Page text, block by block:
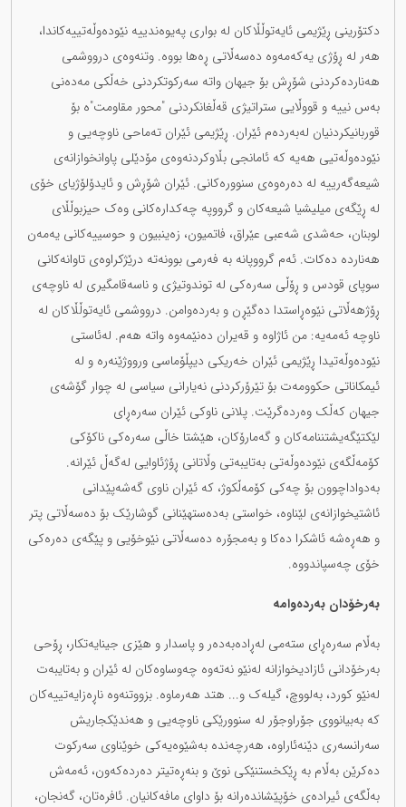
دکتۆرینی ڕێژیمی ئایەتوڵڵاکان لە بواری پەیوەندییە نێودەوڵەتییەکاندا،
هەر لە ڕۆژی یەکەمەوە دەسەڵاتی ڕەها بووە. وتنەوەی درووشمی
هەناردەکردنی شۆڕش بۆ جیهان واتە سەرکوتکردنی خەڵکی مەدەنی
بەس نییە و قووڵایی ستراتیژی قەڵغانکردنی "محور مقاومت"ە بۆ
قوربانیکردنیان لەبەردەم ئێران. ڕێژیمی ئێران تەماحی ناوچەیی و
نێودەوڵەتیی هەیە کە ئامانجی بڵاوکردنەوەی مۆدێلی پاوانخوازانەی
شیعەگەرییە لە دەرەوەی سنوورەکانی. ئێران شۆڕش و ئایدۆلۆژیای خۆی
لە ڕێگەی میلیشیا شیعەکان و گرووپە چەکدارەکانی وەک حیزبوڵڵای
لوبنان، حەشدی شەعبی عێراق، فاتمیون، زەینبیون و حوسییەکانی یەمەن
هەناردە دەکات. ئەم گرووپانە بە فەرمی بوونەتە درێژکراوەی تاوانەکانی
سوپای قودس و ڕۆڵی سەرەکی لە توندوتیژی و ناسەقامگیری لە ناوچەی
ڕۆژهەڵاتی نێوەڕاستدا دەگێڕن و بەردەوامن. درووشمی ئایەتوڵڵاکان لە
ناوچە ئەمەیە: من ئاژاوە و قەیران دەنێمەوە واتە هەم. لەئاستی
نێودەوڵەتیدا ڕێژیمی ئێران خەریکی دیپڵۆماسی ورووژێنەرە و لە
ئیمکاناتی حکوومەت بۆ تێرۆرکردنی نەیارانی سیاسی لە چوار گۆشەی
جیهان کەڵک وەردەگرێت. پلانی ناوکی ئێران سەرەڕای
لێکتێگەیشتننامەکان و گەمارۆکان، هێشتا خاڵی سەرەکی ناکۆکی
کۆمەڵگەی نێودەوڵەتی بەتایبەتی وڵاتانی ڕۆژئاوایی لەگەڵ ئێرانە.
بەدواداچوون بۆ چەکی کۆمەڵکوژ، کە ئێران ناوی گەشەپێدانی
ئاشتیخوازانەی لێناوە، خواستی بەدەستهێنانی گوشارێک بۆ دەسەڵاتی پتر
و هەڕەشە ئاشکرا دەکا و بەمجۆرە دەسەڵاتی نێوخۆیی و پێگەی دەرەکی
خۆی چەسپاندووە.
بەرخۆدان بەردەوامە
بەڵام سەرەڕای ستەمی لەڕادەبەدەر و پاسدار و هێزی جینایەتکار، ڕۆحی
بەرخۆدانی ئازادیخوازانە لەنێو نەتەوە چەوساوەکان لە ئێران و بەتایبەت
لەنێو کورد، بەلووچ، گیلەک و... هتد هەرماوە. بزووتنەوە ناڕەزایەتییەکان
کە بەبیانووی جۆراوجۆر لە سنوورێکی ناوچەیی و هەندێکجاریش
سەرانسەری دێنەئاراوە، هەرچەندە بەشێوەیەکی خوێناوی سەرکوت
دەکرێن بەڵام بە ڕێکخستنێکی نوێ و بنەڕەتیتر دەردەکەون، ئەمەش
بەڵگەی ئیرادەی خۆپێشاندەرانە بۆ داوای مافەکانیان. ئافرەتان، گەنجان،